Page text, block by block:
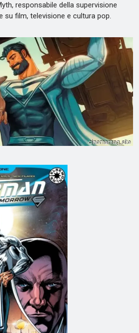
responsabile della supervisione
su film, televisione e cultura pop.